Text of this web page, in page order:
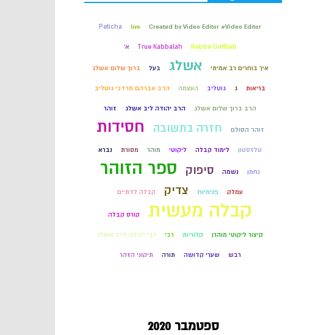
Created by Video Editor #Video Editor
live
Peticha
Rebbe Gottlieb
True Kabbalah א'
איך בוחרים רב אמיתי אשלג בעל ברוך שלום אשלג
בריאות ג גוטליב העצמה הרב אברהם מרדכי גוטליב
הרב ברוך שלום אשלג הרב יהודה ליב אשלג זוהר
זוהר הסולם חזרה בתשובה חסידות
טלזסטון לימוד קבלה ליקוטי מוהר מסורת נברא
נחמן נשמה סיפוק ספר הזוהר
עמלק פנימיות צדיק קבלה לדתיים
קבלה מעשית קורס קבלה
קיצור ליקוטי מוהרן קלוריות רבי רבי יהודה לייב אשלג
רבש שערי קדושה תורה תיקוני הזהר
ספטמבר 2020